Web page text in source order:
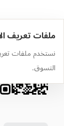
ملفات تعريف
نستخدم ملفات
التسوق.